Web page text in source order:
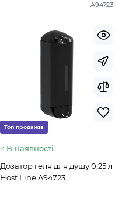
A94723
Топ продажів
В наявності
Дозатор геля для душу 0,25 л
Host Line A94723